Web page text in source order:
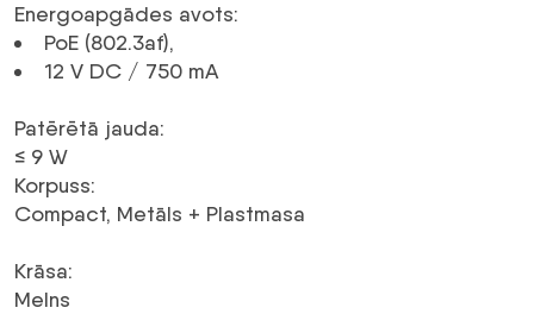
Energoapgādes avots:
PoE (802.3af),
12 V DC / 750 mA
Patērētā jauda:
≤ 9 W
Korpuss:
Compact, Metāls + Plastmasa
Krāsa:
Melns